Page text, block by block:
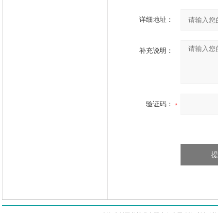
详细地址：
补充说明：
验证码：